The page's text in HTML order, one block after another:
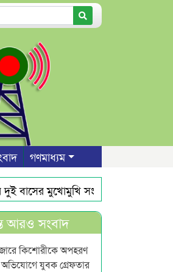
গণমাধ্যম
মুখোমুখি সংঘর্ষ : শিশুসহ নিহত ৯
এসোসিয়েশনের আহবায়ক আবুল
আরও সংবাদ
কিশোরীকে অপহরণ
অভিযোগে যুবক গ্রেফতার